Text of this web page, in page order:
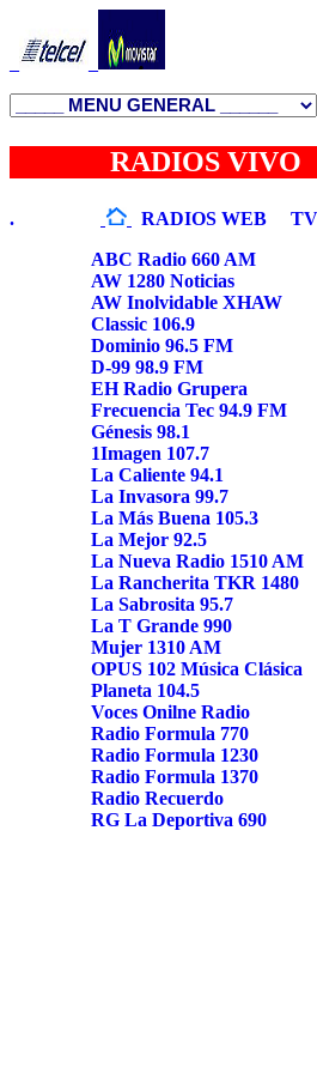
RADIOS VIVO
. RADIOS WEB
TV
ABC Radio 660 AM
AW 1280 Noticias
AW Inolvidable XHAW
Classic 106.9
Dominio 96.5 FM
D-99 98.9 FM
EH Radio Grupera
Frecuencia Tec 94.9 FM
Génesis 98.1
1Imagen 107.7
La Caliente 94.1
La Invasora 99.7
La Más Buena 105.3
La Mejor 92.5
La Nueva Radio 1510 AM
La Rancherita TKR 1480
La Sabrosita 95.7
La T Grande 990
Mujer 1310 AM
OPUS 102 Música Clásica
Planeta 104.5
Voces Onilne Radio
Radio Formula 770
Radio Formula 1230
Radio Formula 1370
Radio Recuerdo
RG La Deportiva 690